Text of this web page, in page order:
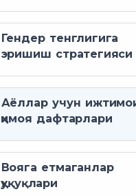
Гендер тенглигига
эришиш стратегияси
Аёллар учун
ҳимоя дафтарлари
Вояга етмаганлар
ҳуқуқлари